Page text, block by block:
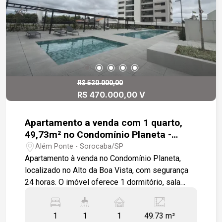
R$ 520.000,00
R$ 470.000,00 V
Apartamento a venda com 1 quarto,
49,73m² no Condomínio Planeta -
Sorocaba
Além Ponte - Sorocaba/SP
Apartamento à venda no Condomínio Planeta,
localizado no Alto da Boa Vista, com segurança
24 horas. O imóvel oferece 1 dormitório, sala
balcão em granito, banheiro social também com
acabamento em granito, lavanderia funcional e
1 1 1 49.73 m²